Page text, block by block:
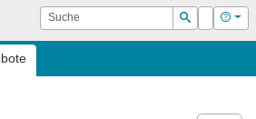
Suche
Suchen
Login Hilfe